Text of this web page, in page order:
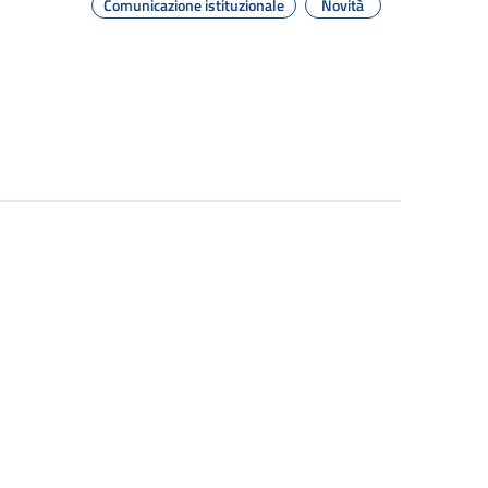
Comunicazione istituzionale Novità